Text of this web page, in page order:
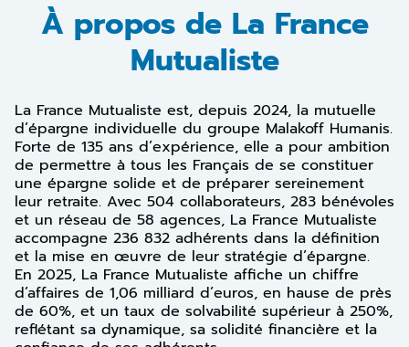
À propos de La France
Mutualiste
La France Mutualiste est, depuis 2024, la mutuelle
d’épargne individuelle du groupe Malakoff Humanis.
Forte de 135 ans d’expérience, elle a pour ambition
de permettre à tous les Français de se constituer
une épargne solide et de préparer sereinement
leur retraite. Avec 504 collaborateurs, 283 bénévoles
et un réseau de 58 agences, La France Mutualiste
accompagne 236 832 adhérents dans la définition
et la mise en œuvre de leur stratégie d’épargne.
En 2025, La France Mutualiste affiche un chiffre
d’affaires de 1,06 milliard d’euros, en hause de près
de 60%, et un taux de solvabilité supérieur à 250%,
reflétant sa dynamique, sa solidité financière et la